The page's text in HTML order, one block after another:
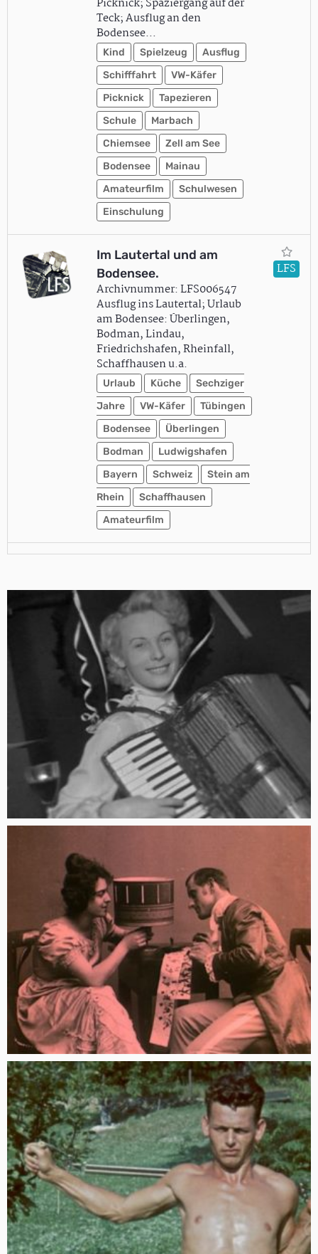
Picknick; Spaziergang auf der
Teck; Ausflug an den
Bodensee…
Kind Spielzeug
Ausflug
Schifffahrt
VW-Käfer
Picknick
Tapezieren
Schule
Marbach
Chiemsee
Zell am See
Bodensee
Mainau
Amateurfilm
Schulwesen
Einschulung
Im Lautertal und am
Bodensee.
Archivnummer: LFS006547
Ausflug ins Lautertal; Urlaub
am Bodensee: Überlingen,
Bodman, Lindau,
Friedrichshafen, Rheinfall,
Schaffhausen u.a.
Urlaub Küche
Sechziger
Jahre
VW-Käfer
Tübingen
Bodensee
Überlingen
Bodman
Ludwigshafen
Bayern
Schweiz
Stein am
Rhein
Schaffhausen
Amateurfilm
LFS